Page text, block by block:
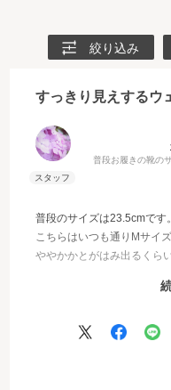
絞り込み
すっきり見えするウ
普段お履きの靴の
普段のサイズは23.5cmです。
こちらはいつも通りMサイ
かかとがはみ出るくらい
ウェッジソールなので安定